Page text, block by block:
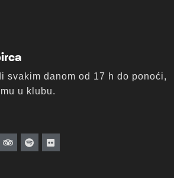
svakim danom od 17 h do ponoći,
u klubu.